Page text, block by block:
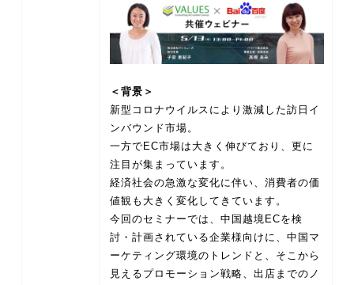
＜背景＞
新型コロナウイルスにより激減した訪日イ
ンバウンド市場。
一方でEC市場は大きく伸びており、更に
注目が集まっています。
経済社会の急激な変化に伴い、消費者の価
値観も大きく変化してきています。
今回のセミナーでは、中国越境ECを検
討・計画されている企業様向けに、中国マ
ーケティング環境のトレンドと、そこから
見えるプロモーション戦略、出店までのノ